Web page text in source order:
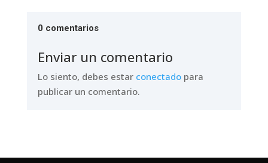
0 comentarios
Enviar un comentario
Lo siento, debes estar conectadopara
publicar un comentario.